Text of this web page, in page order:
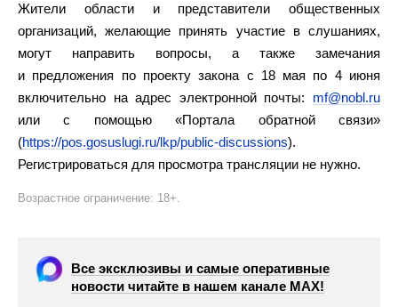
Жители области и представители общественных
организаций, желающие принять участие в слушаниях,
могут направить вопросы, а также замечания
и предложения по проекту закона с 18 мая по 4 июня
включительно на адрес электронной почты: mf@nobl.ru
или с помощью «Портала обратной связи»
(https://pos.gosuslugi.ru/lkp/public-discussions).
Регистрироваться для просмотра трансляции не нужно.
Возрастное ограничение: 18+.
Все эксклюзивы и самые оперативные
новости читайте в нашем канале МАХ!